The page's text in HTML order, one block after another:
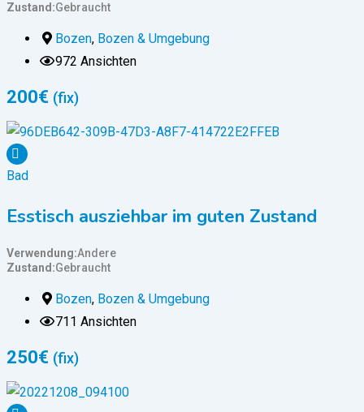
Zustand Gebraucht
Bozen, Bozen & Umgebung
972 Ansichten
200€ (fix)
Bad
Esstisch ausziehbar im guten Zustand
Verwendung Andere
Zustand Gebraucht
Bozen, Bozen & Umgebung
711 Ansichten
250€ (fix)